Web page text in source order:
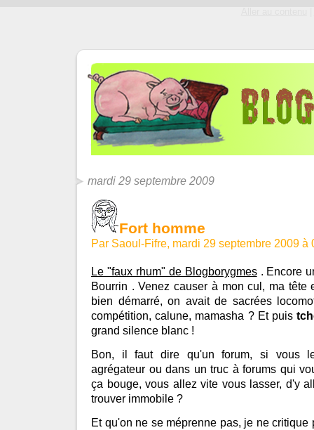
mardi 29 septembre 2009
Fort homme
Par Saoul-Fifre, mardi 29 septembre 2009 à
Le "faux rhum" de Blogborygmes. Encore
Bourrin . Venez causer à mon cul, ma tête
bien démarré, on avait de sacrées
compétition, calune, mamasha ? Et puis
grand silence blanc !
Bon, il faut dire qu'un forum, si vous
agrégateur ou dans un truc à forums qui
ça bouge, vous allez vite vous lasser, d'y
trouver immobile ?
Et qu'on ne se méprenne pas, je ne